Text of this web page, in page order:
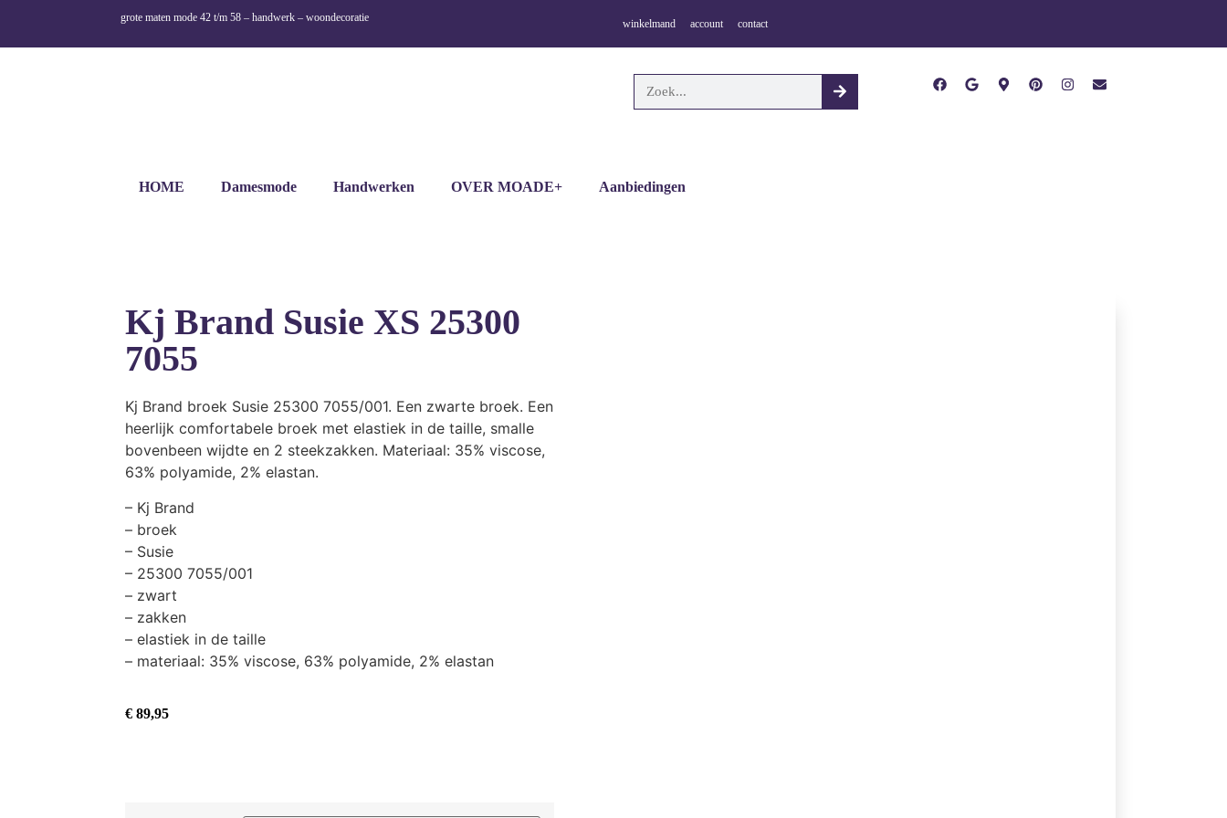
grote maten mode 42 t/m 58 – handwerk – woondecoratie
winkelmand account contact
HOME Damesmode Handwerken OVER MOADE+ Aanbiedingen
Kj Brand Susie XS 25300
7055
Kj Brand broek Susie 25300 7055/001. Een zwarte broek. Een
heerlijk comfortabele broek met elastiek in de taille, smalle
bovenbeen wijdte en 2 steekzakken. Materiaal: 35% viscose,
63% polyamide, 2% elastan.
– Kj Brand
– broek
– Susie
– 25300 7055/001
– zwart
– zakken
– elastiek in de taille
– materiaal: 35% viscose, 63% polyamide, 2% elastan
€ 89,95